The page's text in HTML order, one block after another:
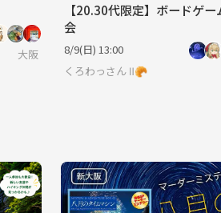
大阪
【20.30代限定】ボードゲー
会
8/9(日) 13:00
くろわっさん Ⅱ🥐